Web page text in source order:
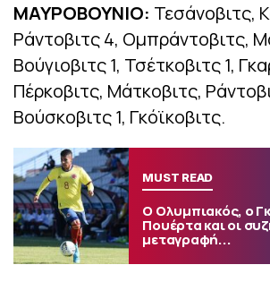
ΜΑΥΡΟΒΟΥΝΙΟ: Τεσάνοβιτς,
Ράντοβιτς 4, Ομπράντοβιτς,
Βούγιοβιτς 1, Τσέτκοβιτς 1,
Πέρκοβιτς, Μάτκοβιτς,
Βούσκοβιτς 1, Γκόϊκοβιτς.
MUST READ
Ο Ολυμπιακός, ο
Πουέρτα και οι
μεταγραφή...